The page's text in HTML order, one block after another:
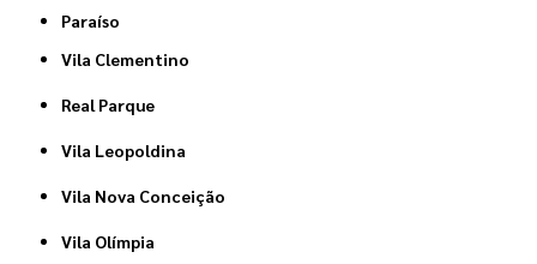
Paraíso
Vila Clementino
Real Parque
Vila Leopoldina
Vila Nova Conceição
Vila Olímpia